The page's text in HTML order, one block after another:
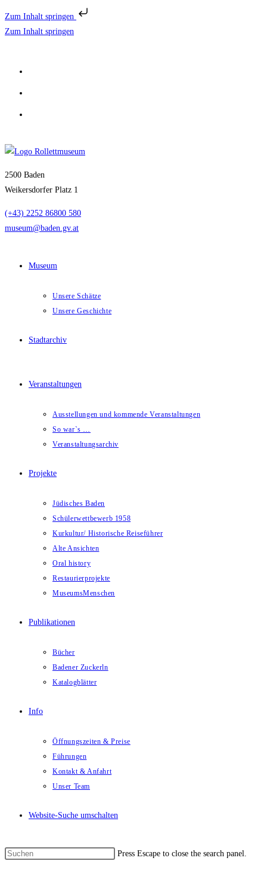
Zum Inhalt springen
Zum Inhalt springen
2500 Baden
Weikersdorfer Platz 1
(+43) 2252 86800 580
museum@baden.gv.at
Museum
Unsere Schätze
Unsere Geschichte
Stadtarchiv
Veranstaltungen
Ausstellungen und kommende Veranstaltungen
So war`s …
Veranstaltungsarchiv
Projekte
Jüdisches Baden
Schülerwettbewerb 1958
Kurkultur/ Historische Reiseführer
Alte Ansichten
Oral history
Restaurierprojekte
MuseumsMenschen
Publikationen
Bücher
Badener Zuckerln
Katalogblätter
Info
Öffnungszeiten & Preise
Führungen
Kontakt & Anfahrt
Unser Team
Website-Suche umschalten
Press Escape to close the search panel.